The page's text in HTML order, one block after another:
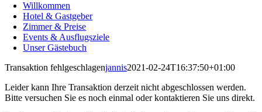
Willkommen
Hotel & Gastgeber
Zimmer & Preise
Events & Ausflugsziele
Unser Gästebuch
Transaktion fehlgeschlagenjannis2021-02-24T16:37:50+01:00
Leider kann Ihre Transaktion derzeit nicht abgeschlossen werden.
Bitte versuchen Sie es noch einmal oder kontaktieren Sie uns direkt.